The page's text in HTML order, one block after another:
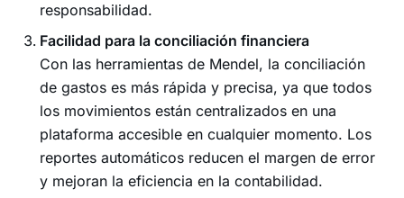
responsabilidad.
Facilidad para la conciliación financiera
Con las herramientas de Mendel, la conciliación
de gastos es más rápida y precisa, ya que todos
los movimientos están centralizados en una
plataforma accesible en cualquier momento. Los
reportes automáticos reducen el margen de error
y mejoran la eficiencia en la contabilidad.